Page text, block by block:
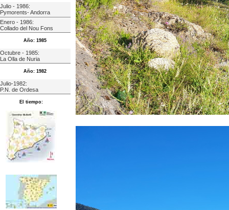
Julio - 1986:
Pymorents- Andorra
Enero - 1986:
Collado del Nou Fons
Año: 1985
Octubre - 1985:
La Olla de Nuria
Año: 1982
Julio-1982:
P.N. de Ordesa
El tiempo: